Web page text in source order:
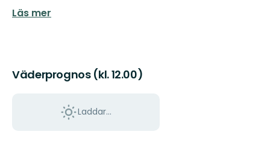
Läs mer
Väderprognos (kl. 12.00)
Laddar...